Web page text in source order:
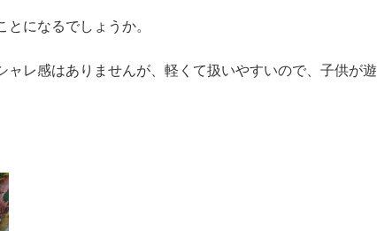
になるでしょうか。
レ感はありませんが、軽くて扱いやすいので、子供が遊